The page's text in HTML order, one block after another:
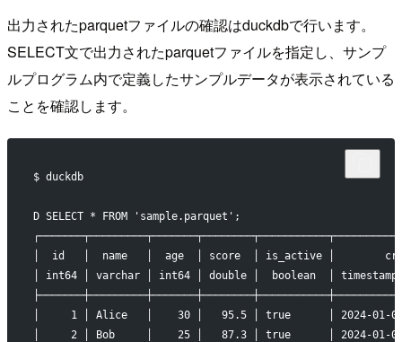
出力されたparquetファイルの確認はduckdbで行います。
SELECT文で出力されたparquetファイルを指定し、サンプ
ルプログラム内で定義したサンプルデータが表示されている
ことを確認します。
$ duckdb
D SELECT * FROM 'sample.parquet';
│  id   │  name   │  age  │ score  │ is_active │
│ int64 │ varchar │ int64 │ double │  boolean  │
│     1 │ Alice   │    30 │   95.5 │ true      │ 2024-01-01
│     2 │ Bob     │    25 │   87.3 │ true      │ 2024-01-02